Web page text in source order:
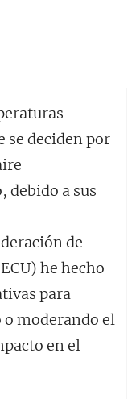
se deciden por
debido a sus
de
he hecho
para
moderando el
en el